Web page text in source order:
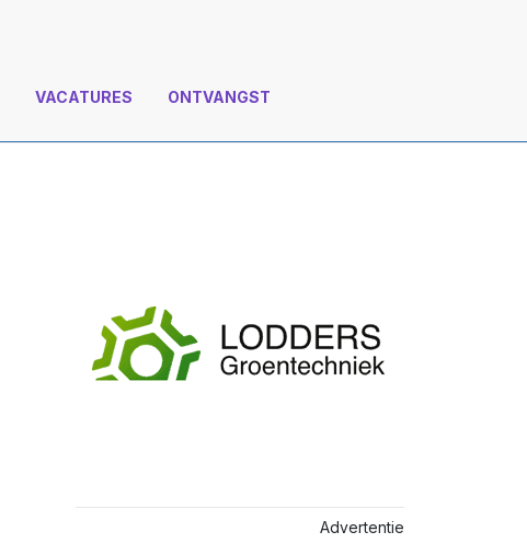
VACATURES ONTVANGST
Advertentie